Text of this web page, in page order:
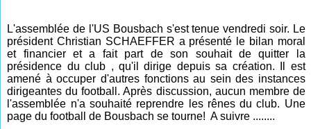
L'assemblée de l'US Bousbach s'est tenue vendredi soir. Le
président Christian SCHAEFFER a présenté le bilan moral
et financier et a fait part de son souhait de quitter la
présidence du club , qu'il dirige depuis sa création. Il est
amené à occuper d'autres fonctions au sein des instances
dirigeantes du football. Après discussion, aucun membre de
l'assemblée n'a souhaité reprendre les rênes du club. Une
page du football de Bousbach se tourne! A suivre ........